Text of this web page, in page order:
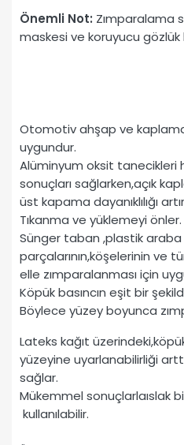
Önemli Not: Zımparalama
maskesi ve koruyucu gözlük
Otomotiv ahşap ve
uygundur.
Alüminyum oksit tanecikleri
sonuçları sağlarken,açık
üst kapama dayanıklılığı
Tıkanma ve yüklemeyi önler.
Sünger taban ,plastik
parçalarının,köşelerinin ve
elle zımparalanması için
Köpük basıncın eşit bir
Böylece yüzey boyunca
Lateks kağıt
yüzeyine uyarlanabilirliği
sağlar.
Mükemmel sonuçlarlaıslak
kullanılabilir.